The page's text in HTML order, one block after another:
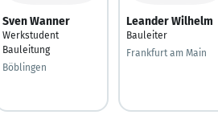
Sven Wanner
Werkstudent
Bauleitung
Böblingen
Leander Wilhelm
Bauleiter
Frankfurt am Main